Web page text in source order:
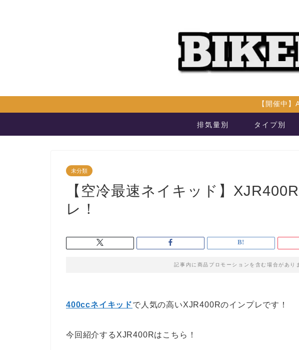
【開催中
排気量別 タイプ別
未分類
【空冷最速ネイキッド】
レ！
記事内に商品プロモーションを含む場合があり
400ccネイキッドで人気の高いXJR400Rのインプレです！
今回紹介するXJR400Rはこちら！